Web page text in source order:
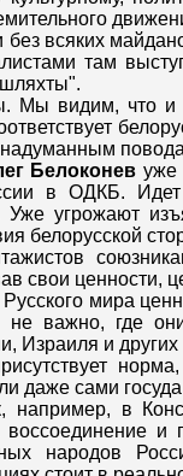
без всяких
там
Мы видим, что
Белоконев
в ОДКБ.
угрожают
белорусской
свои ценности,
мира
не важно, где
Израиля и
даже сами
например, в
народов